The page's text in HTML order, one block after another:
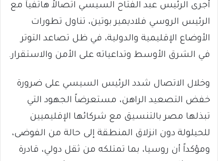
أجرى الرئيس عبد الفتاح السيسي اتصالاً هاتفياً مع
الرئيس الروسي فلاديمير بوتين، تناول تطورات
الأوضاع الإقليمية والدولية، في ظل تصاعد التوتر
في الشرق الأوسط وتداعياته على الأمن والاستقرار.
وخلال الاتصال شدد الرئيس السيسي على ضرورة
خفض التصعيد الراهن، مستعرضاً الجهود التي
تبذلها مصر بالتنسيق مع شركائها الإقليميين
للحيلولة دون انزلاق المنطقة إلى حالة من الفوضى،
ومؤكداً أن روسيا، بما تمتلكه من ثقل دولي، قادرة